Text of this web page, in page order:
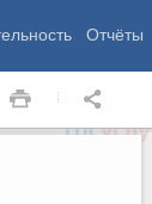
Отчёты
Обращения